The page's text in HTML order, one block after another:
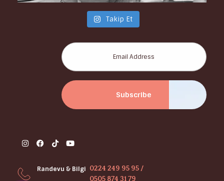
Takip Et
Randevu & Bilgi 0224 249 95 95 /
0505 874 31 79